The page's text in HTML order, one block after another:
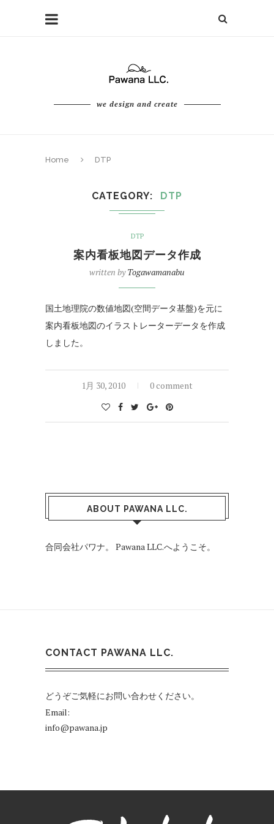
we design and create
Home DTP
CATEGORY DTP
DTP
案内看板地図データ作成
written byTogawamanabu
国土地理院の数値地図(空間データ基盤)を元に
案内看板地図のイラストレーターデータを作成
しました。
1月 30, 2010 0 comment
ABOUT PAWANA LLC.
合同会社パワナ。 Pawana LLC.へようこそ。
CONTACT PAWANA LLC.
どうぞご気軽にお問い合わせください。
Email:
info@pawana.jp